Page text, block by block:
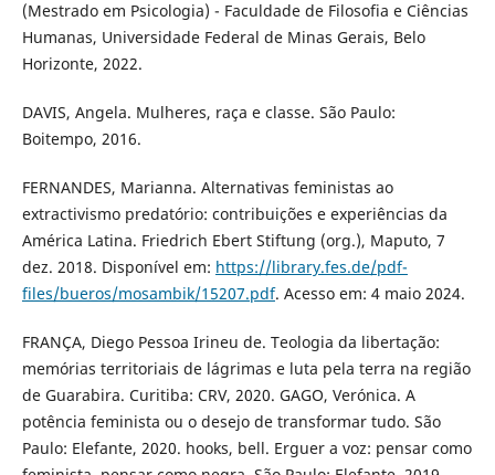
(Mestrado em Psicologia) - Faculdade de Filosofia e Ciências
Humanas, Universidade Federal de Minas Gerais, Belo
Horizonte, 2022.
DAVIS, Angela. Mulheres, raça e classe. São Paulo:
Boitempo, 2016.
FERNANDES, Marianna. Alternativas feministas ao
extractivismo predatório: contribuições e experiências da
América Latina. Friedrich Ebert Stiftung (org.), Maputo, 7
dez. 2018. Disponível em: https://library.fes.de/pdf-
files/bueros/mosambik/15207.pdf. Acesso em: 4 maio 2024.
FRANÇA, Diego Pessoa Irineu de. Teologia da libertação:
memórias territoriais de lágrimas e luta pela terra na região
de Guarabira. Curitiba: CRV, 2020. GAGO, Verónica. A
potência feminista ou o desejo de transformar tudo. São
Paulo: Elefante, 2020. hooks, bell. Erguer a voz: pensar como